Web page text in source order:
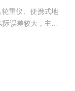
重仪、便携式地
误差较大，主要
吨之间，这